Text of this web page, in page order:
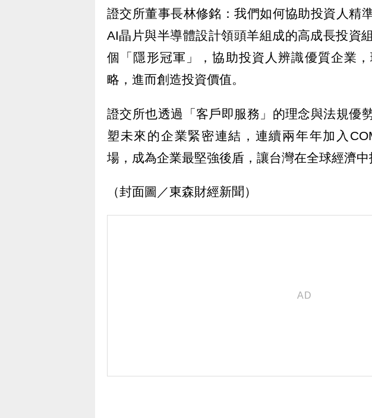
證交所董事長林修銘：我們如何協助投資人精
AI晶片與半導體設計領頭羊組成的高成長投資
個「隱形冠軍」，協助投資人辨識優質企業
略，進而創造投資價值。
證交所也透過「客戶即服務」的理念與法規優
塑未來的企業緊密連結，連續兩年年加入
場，成為企業最堅強後盾，讓台灣在全球經濟中
（封面圖／東森財經新聞）